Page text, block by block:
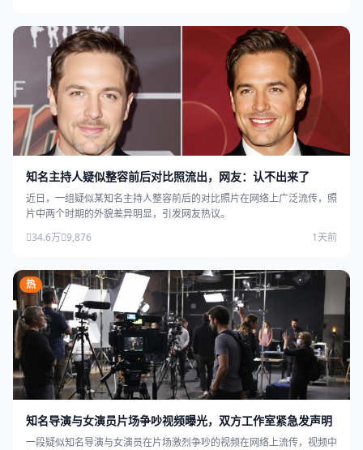
知名主持人疑似整容前后对比照流出，网友：认不出来了
近日，一组疑似某知名主持人整容前后的对比照片在网络上广泛流传，照
片中两个时期的外貌差异明显，引发网友热议。
34.6万 9,876 1天前
热
知名导演与女演员片场争吵视频曝光，双方工作室紧急发声明
一段疑似知名导演与女演员在片场激烈争吵的视频在网络上流传，视频中